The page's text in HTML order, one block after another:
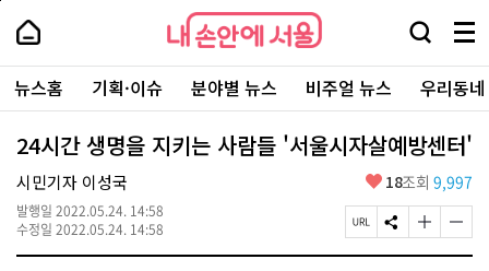
본
로
가
내
손
안
에
서
울
-
서
울
시
대
표
소
내
손
에
울
검
창
열
기
메
뉴
전
체
보
기
주
요
서
뉴스홈 기획·이슈 분야별 뉴스 비주얼 뉴스 우리동
24시간 생명을 지키는 사람들 '서울시자살예방센터'
시민기자 이성국
발행일 2022.05.24. 14:58
수정일 2022.05.24. 14:58
좋
요
18조회 9,997
페
이
S
N
글
자
글
자
페
상
단
로